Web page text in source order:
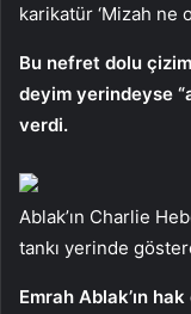
karikatür ‘Mizah ne
Bu nefret dolu
deyim yerindeyse
verdi.
Ablak’ın Charlie
tankı yerinde
Emrah Ablak’ın